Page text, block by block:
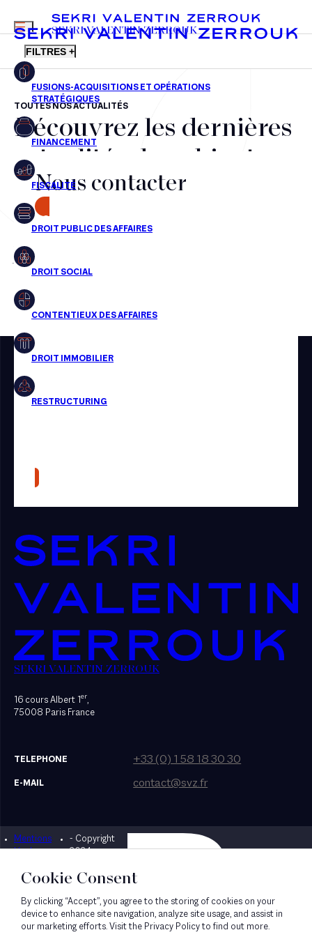
FR EN
MENU
SEKRI VALENTIN ZERROUK
FILTRES +
Fusions-acquisitions et opérations stratégiques
Financement
Fiscalité
Droit public des affaires
Droit social
Droit immobilier
Restructuring
Presse
TOUTES NOS ACTUALITÉS
Découvrez les dernières
actualités du cabinet,
nos récompenses et nos
transactions, jour après
jour
Aucun résultats pour cette recherche
Nous contacter
SEKRI VALENTIN ZERROUK
16 cours Albert 1er,
75008 Paris France
TELEPHONE +33 (0) 1 58 18 30 30
E-MAIL contact@svz.fr
Mentions
légales
- Copyright
2024
Designed by Bonhomme
Cookie Consent
By clicking “Accept”, you agree to the storing of cookies on your
device to enhance site navigation, analyze site usage, and assist in
our marketing efforts. Visit the Privacy Policy to find out more.